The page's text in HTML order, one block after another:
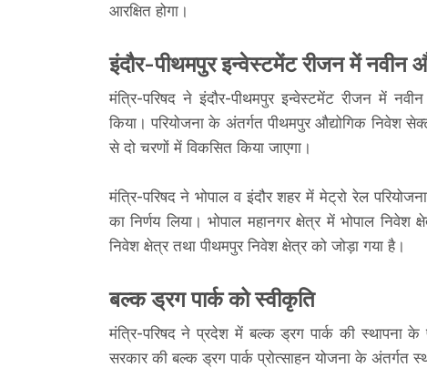
आरक्षित होगा।
इंदौर-पीथमपुर इन्वेस्टमेंट रीजन में नवीन
मंत्रि-परिषद ने इंदौर-पीथमपुर इन्वेस्टमेंट रीजन में
किया। परियोजना के अंतर्गत पीथमपुर औद्योगिक
से दो चरणों में विकसित किया जाएगा।
मंत्रि-परिषद ने भोपाल व इंदौर शहर में मेट्रो रेल
का निर्णय लिया। भोपाल महानगर क्षेत्र में भोपाल निवेश
निवेश क्षेत्र तथा पीथमपुर निवेश क्षेत्र को जोड़ा गया है।
बल्क ड्रग पार्क को स्वीकृति
मंत्रि-परिषद ने प्रदेश में बल्क ड्रग पार्क की स्थापना के
सरकार की बल्क ड्रग पार्क प्रोत्साहन योजना के अंतर्गत